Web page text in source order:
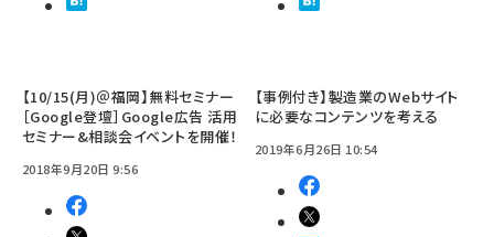
【10/15(月)＠福岡】無料セミナー
［Google登壇］Google広告 活用
セミナー&相談会イベントを開催！
2018年9月20日 9:56
【事例付き】製造業のWebサイト
に必要なコンテンツを考える
2019年6月26日 10:54